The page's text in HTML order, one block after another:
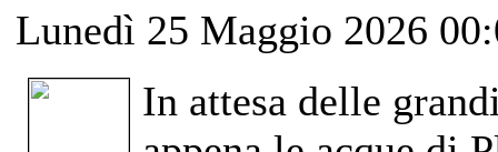
Lunedì 25 Maggio 2026
In attesa delle